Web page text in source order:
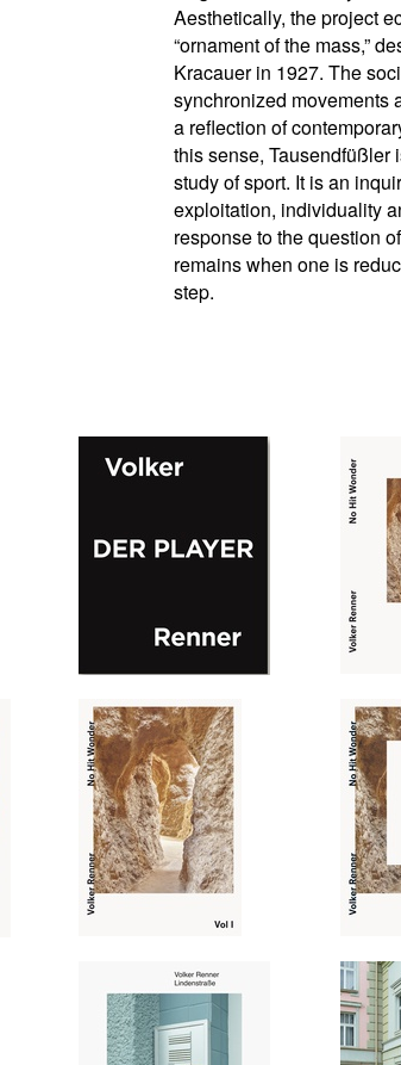
Aesthetically, the project
“ornament of the mass,”
Kracauer in 1927. The
synchronized movements
a reflection of
this sense, Tausendfüßler
study of sport. It is an
exploitation, individuality
response to the question
remains when one is
step.